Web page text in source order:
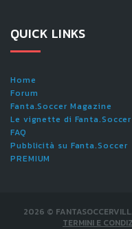
QUICK LINKS
Home
Forum
Fanta.Soccer Magazine
Le vignette di Fanta.Soccer
FAQ
Pubblicità su Fanta.Soccer
PREMIUM
2026 ©
TERMINI E